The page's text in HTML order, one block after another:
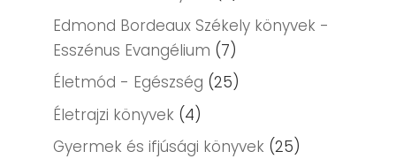
Edmond Bordeaux Székely könyvek -
Esszénus Evangélium (7)
Életmód - Egészség (25)
Életrajzi könyvek (4)
Gyermek és ifjúsági könyvek (25)